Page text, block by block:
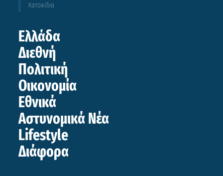
Κατοικίδια
Ελλάδα
Διεθνή
Πολιτική
Οικονομία
Εθνικά
Αστυνομικά Νέα
Lifestyle
Διάφορα